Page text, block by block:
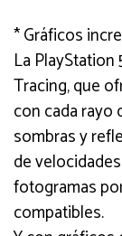
* Gráficos
La
Tracing, que
con cada rayo
sombras y
de
fotogramas
compatibles.